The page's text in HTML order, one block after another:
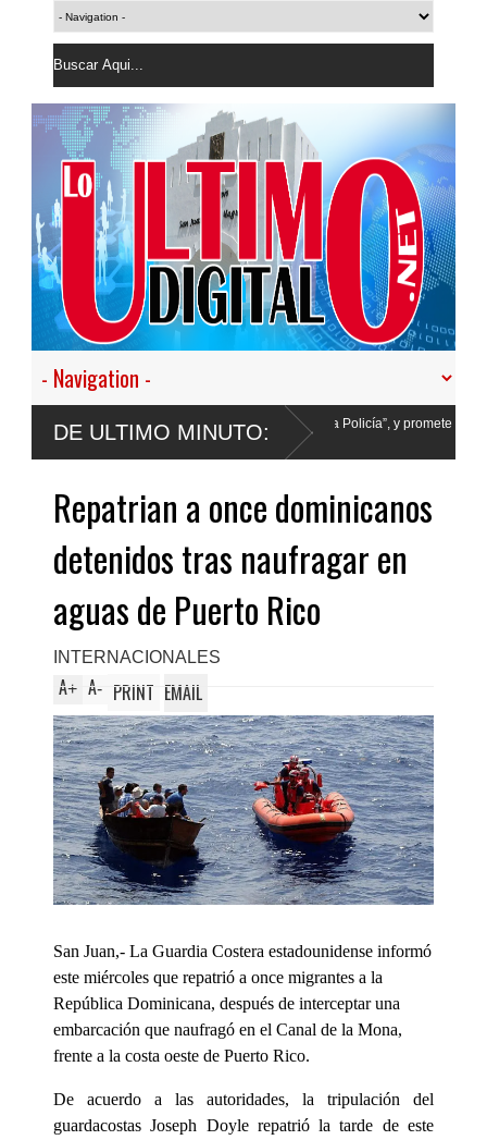
DE ULTIMO MINUTO:
en nuestro empeño de transformar la Policía”, y promete cero impunidad
Repatrian a once dominicanos
detenidos tras naufragar en
aguas de Puerto Rico
INTERNACIONALES
A+ A- PRINT EMAIL
San Juan,- La Guardia Costera estadounidense informó
este miércoles que repatrió a once migrantes a la
República Dominicana, después de interceptar una
embarcación que naufragó en el Canal de la Mona,
frente a la costa oeste de Puerto Rico.
De acuerdo a las autoridades, la tripulación del
guardacostas Joseph Doyle repatrió la tarde de este